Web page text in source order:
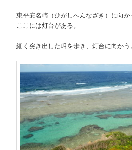
東平安名崎（ひがしへんなざき）に向か
ここには灯台がある。
細く突き出した岬を歩き、灯台に向かう。